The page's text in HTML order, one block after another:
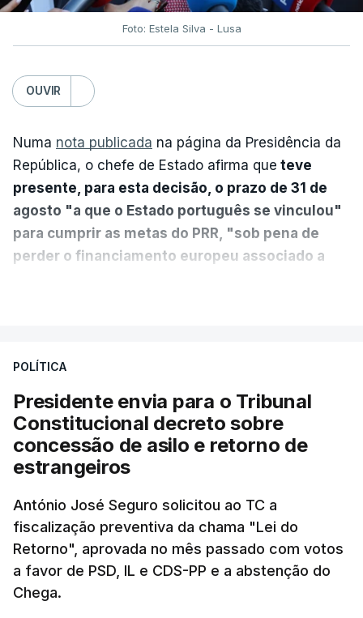
Foto: Estela Silva - Lusa
OUVIR
Numa nota publicada na página da Presidência da
República, o chefe de Estado afirma que teve
presente, para esta decisão, o prazo de 31 de
agosto "a que o Estado português se vinculou"
para cumprir as metas do PRR, "sob pena de
perder o financiamento europeu associado a
sistema mais simples, mais justo e transparente".
"Sempre que seja possível reduzir burocracias,
eliminar sobreposições e garantir que os apoios
chegam a quem mais necessita, estaremos a dar
um passo na direção certa", argumenta o
Presidente da República.
Assegurar que "ninguém é
prejudicado"
POLÍTICA
Presidente envia para o Tribunal
Constitucional decreto sobre
concessão de asilo e retorno de
estrangeiros
António José Seguro solicitou ao TC a
fiscalização preventiva da chama "Lei do
Retorno", aprovada no mês passado com votos
a favor de PSD, IL e CDS-PP e a abstenção do
Chega.